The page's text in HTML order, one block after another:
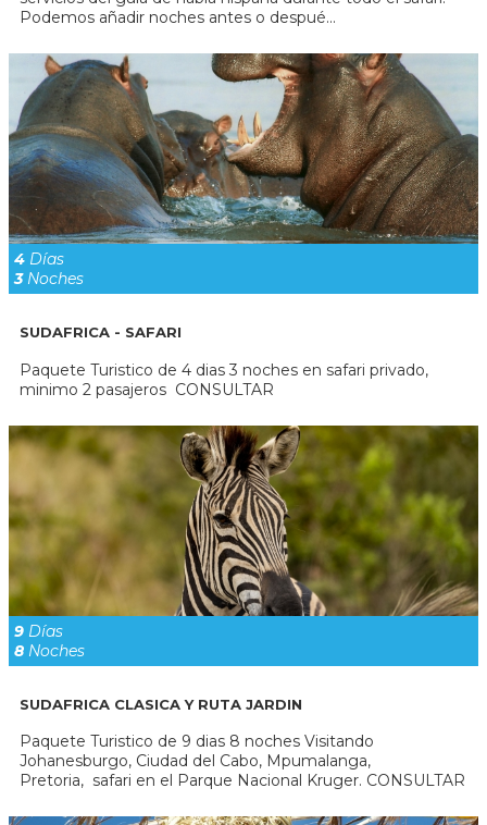
Podemos añadir noches antes o despué...
4 Días
3Noches
SUDAFRICA - SAFARI
Paquete Turistico de 4 dias 3 noches en safari privado,
minimo 2 pasajeros CONSULTAR
9 Días
8 Noches
SUDAFRICA CLASICA Y RUTA JARDIN
Paquete Turistico de 9 dias 8 noches Visitando
Johanesburgo, Ciudad del Cabo, Mpumalanga,
Pretoria, safari en el Parque Nacional Kruger. CONSULTAR